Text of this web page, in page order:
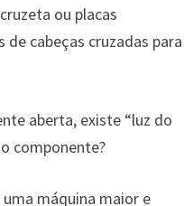
ou placas
cabeças cruzadas para
aberta, existe “luz do
componente?
máquina maior e